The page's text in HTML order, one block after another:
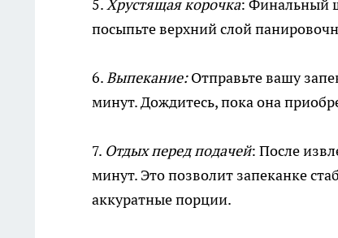
5.Хрустящая корочка: Финальный
посыпьте верхний слой
6.Выпекание:Отправьте вашу
минут. Дождитесь, пока она
7. Отдых перед подачей: После
минут. Это позволит запеканке
аккуратные порции.